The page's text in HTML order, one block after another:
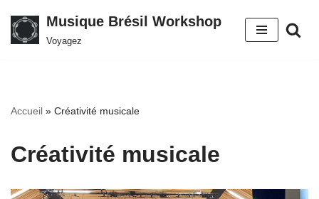
Aller
Musique Brésil Workshop
Voyagez
Accueil » Créativité musicale
Créativité musicale